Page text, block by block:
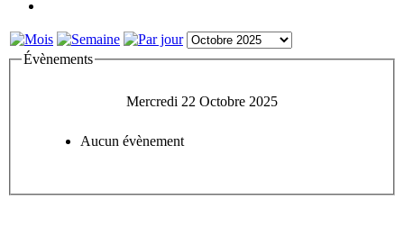
Évènements
Mercredi 22 Octobre 2025
Aucun évènement